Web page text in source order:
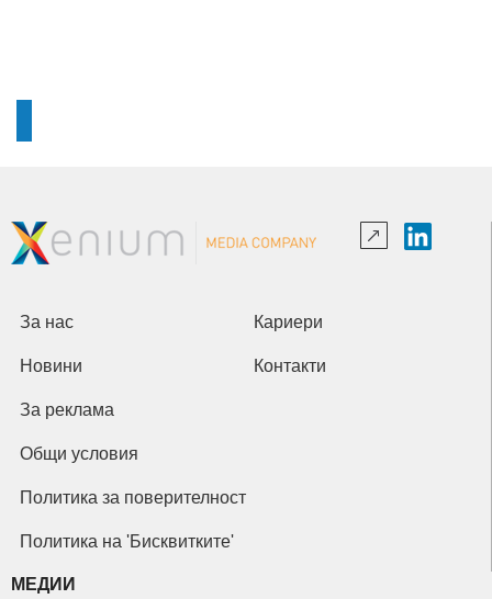
За нас Кариери
Новини Контакти
За реклама
Общи условия
Политика за поверителност
Политика на 'Бисквитките'
МЕДИИ